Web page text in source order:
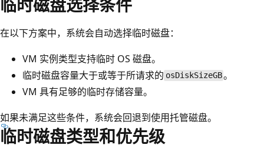
在以下方案中，系统会自动选择临时磁盘：
VM 实例类型支持临时 OS 磁盘。
临时磁盘容量大于或等于所请求的 osDiskSizeGB。
VM 具有足够的临时存储容量。
如果未满足这些条件，系统会回退到使用托管磁盘。
临时磁盘类型和优先级